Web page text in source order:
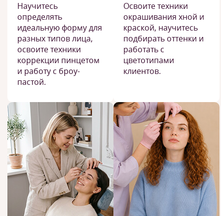
Научитесь
определять
идеальную форму для
разных типов лица,
освоите техники
коррекции пинцетом
и работу с броу-
пастой.
Освоите техники
окрашивания хной и
краской, научитесь
подбирать оттенки и
работать с
цветотипами
клиентов.